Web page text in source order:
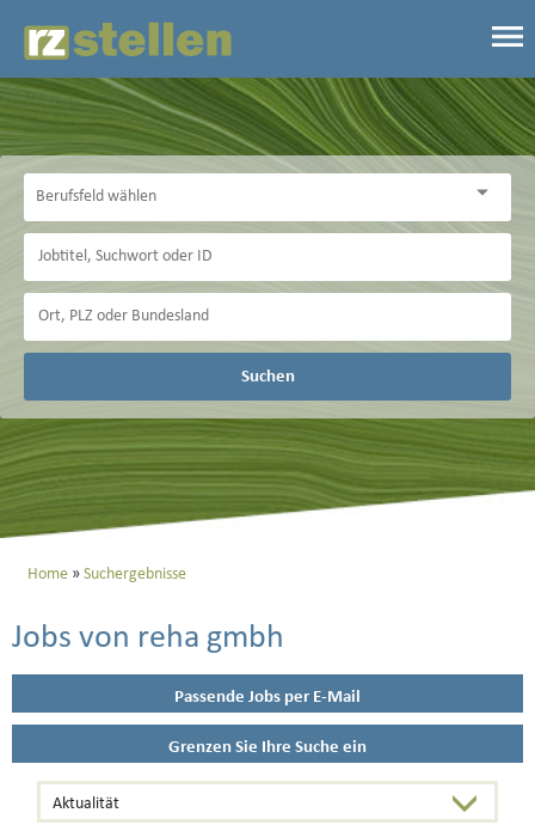
Suchen
Home Suchergebnisse
Jobs von reha gmbh
Passende Jobs per E-Mail
Grenzen Sie Ihre Suche ein